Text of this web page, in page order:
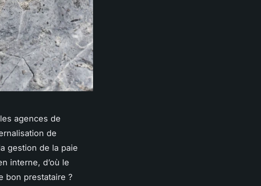
agences de
de
gestion de la paie
interne, d’où le
bon prestataire ?